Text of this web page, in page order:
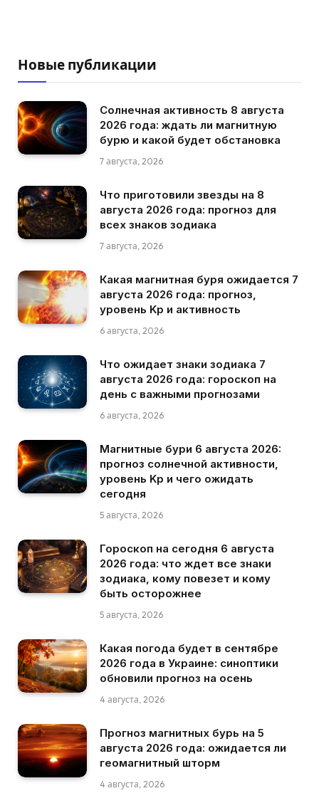
Новые публикации
Солнечная активность 8 августа
2026 года: ждать ли магнитную
бурю и какой будет обстановка
7 августа, 2026
Что приготовили звезды на 8
августа 2026 года: прогноз для
всех знаков зодиака
7 августа, 2026
Какая магнитная буря ожидается 7
августа 2026 года: прогноз,
уровень Kp и активность
6 августа, 2026
Что ожидает знаки зодиака 7
августа 2026 года: гороскоп на
день с важными прогнозами
6 августа, 2026
Магнитные бури 6 августа 2026:
прогноз солнечной активности,
уровень Kp и чего ожидать
сегодня
5 августа, 2026
Гороскоп на сегодня 6 августа
2026 года: что ждет все знаки
зодиака, кому повезет и кому
быть осторожнее
5 августа, 2026
Какая погода будет в сентябре
2026 года в Украине: синоптики
обновили прогноз на осень
4 августа, 2026
Прогноз магнитных бурь на 5
августа 2026 года: ожидается ли
геомагнитный шторм
4 августа, 2026